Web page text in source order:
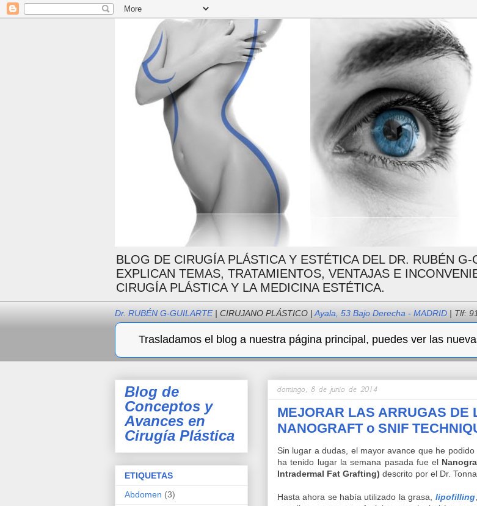
BLOG DE CIRUGÍA PLÁSTICA Y ESTÉTICA DEL DR. RUBÉN
EXPLICAN TEMAS, TRATAMIENTOS, VENTAJAS E
CIRUGÍA PLÁSTICA Y LA MEDICINA ESTÉTICA.
Dr. RUBÉN G-GUILARTE | CIRUJANO PLÁSTICO | Ayala, 53 Bajo Derecha - MADRID | Tlf:
Trasladamos el blog a nuestra página principal, puedes ver las
domingo, 8 de junio de 2014
MEJORAR LAS ARRUGAS DE
NANOGRAFT o SNIF
Sin lugar a dudas, el mayor avance que he
ha tenido lugar la semana pasada fue el
Intradermal Fat Grafting) descrito por el Dr.
Hasta ahora se había utilizado la grasa, lipofilling
Blog de
Conceptos y
Avances en
Cirugía Plástica
ETIQUETAS
Abdomen (3)